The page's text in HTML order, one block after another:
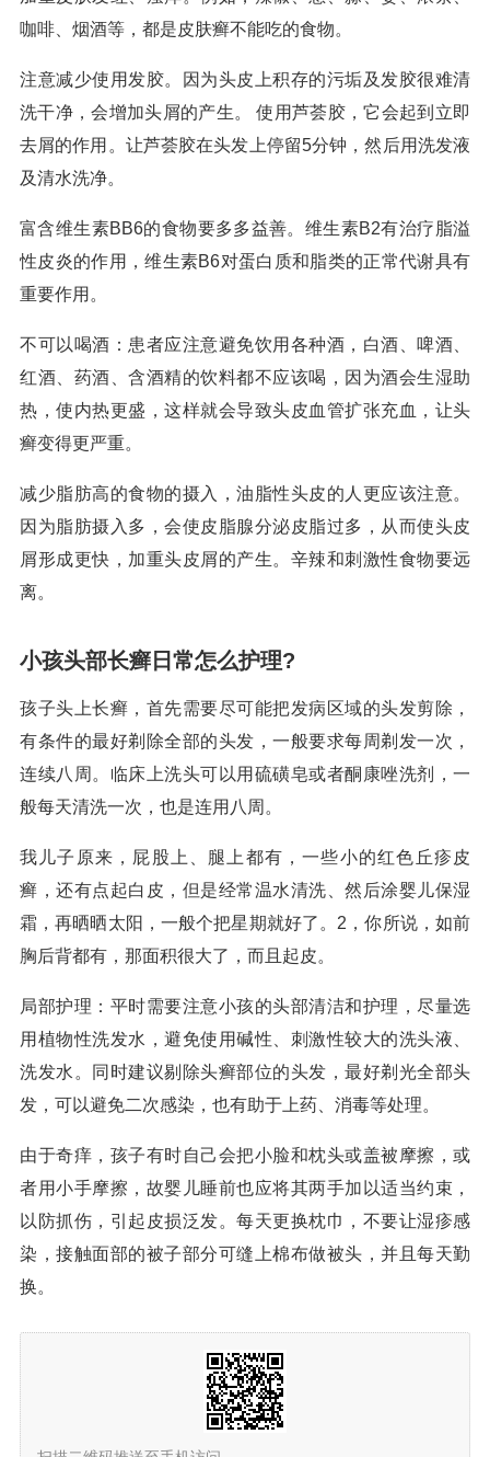
咖啡、烟酒等，都是皮肤癣不能吃的食物。
注意减少使用发胶。因为头皮上积存的污垢及发胶很难清
洗干净，会增加头屑的产生。 使用芦荟胶，它会起到立即
去屑的作用。让芦荟胶在头发上停留5分钟，然后用洗发液
及清水洗净。
富含维生素BB6的食物要多多益善。维生素B2有治疗脂溢
性皮炎的作用，维生素B6对蛋白质和脂类的正常代谢具有
重要作用。
不可以喝酒：患者应注意避免饮用各种酒，白酒、啤酒、
红酒、药酒、含酒精的饮料都不应该喝，因为酒会生湿助
热，使内热更盛，这样就会导致头皮血管扩张充血，让头
癣变得更严重。
减少脂肪高的食物的摄入，油脂性头皮的人更应该注意。
因为脂肪摄入多，会使皮脂腺分泌皮脂过多，从而使头皮
屑形成更快，加重头皮屑的产生。辛辣和刺激性食物要远
离。
小孩头部长癣日常怎么护理?
孩子头上长癣，首先需要尽可能把发病区域的头发剪除，
有条件的最好剃除全部的头发，一般要求每周剃发一次，
连续八周。临床上洗头可以用硫磺皂或者酮康唑洗剂，一
般每天清洗一次，也是连用八周。
我儿子原来，屁股上、腿上都有，一些小的红色丘疹皮
癣，还有点起白皮，但是经常温水清洗、然后涂婴儿保湿
霜，再晒晒太阳，一般个把星期就好了。2，你所说，如前
胸后背都有，那面积很大了，而且起皮。
局部护理：平时需要注意小孩的头部清洁和护理，尽量选
用植物性洗发水，避免使用碱性、刺激性较大的洗头液、
洗发水。同时建议剔除头癣部位的头发，最好剃光全部头
发，可以避免二次感染，也有助于上药、消毒等处理。
由于奇痒，孩子有时自己会把小脸和枕头或盖被摩擦，或
者用小手摩擦，故婴儿睡前也应将其两手加以适当约束，
以防抓伤，引起皮损泛发。每天更换枕巾，不要让湿疹感
染，接触面部的被子部分可缝上棉布做被头，并且每天勤
换。